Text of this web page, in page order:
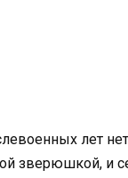
лет
зверюшкой, и